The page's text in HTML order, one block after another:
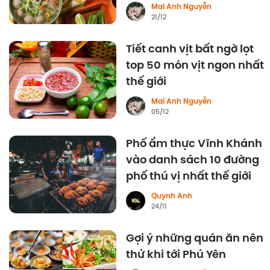
Mai Anh Nguyễn
21/12
Tiết canh vịt bất ngờ lọt
top 50 món vịt ngon nhất
thế giới
Mai Anh Nguyễn
05/12
Phố ẩm thực Vĩnh Khánh
vào danh sách 10 đường
phố thú vị nhất thế giới
Quynh Anh
24/11
Gợi ý những quán ăn nên
thử khi tới Phú Yên